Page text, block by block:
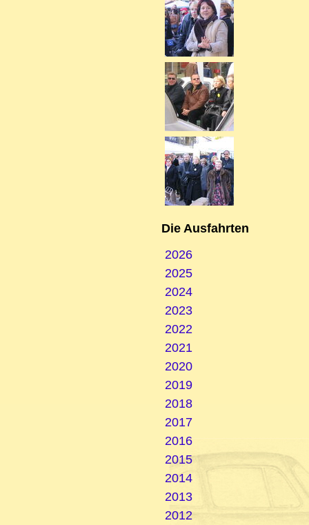
Die Ausfahrten
2026
2025
2024
2023
2022
2021
2020
2019
2018
2017
2016
2015
2014
2013
2012